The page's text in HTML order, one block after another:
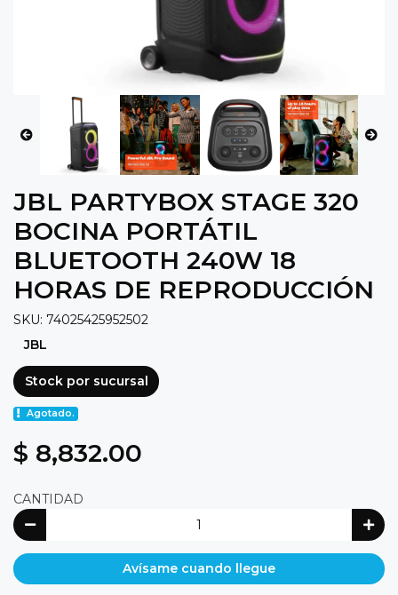
JBL PARTYBOX STAGE 320
BOCINA PORTÁTIL
BLUETOOTH 240W 18
HORAS DE REPRODUCCIÓN
SKU: 74025425952502
JBL
Stock por sucursal
Agotado.
$ 8,832.00
CANTIDAD
Avísame cuando llegue